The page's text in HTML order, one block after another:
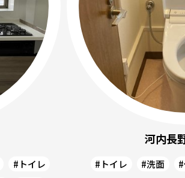
#トイレ
河内長
#トイレ #洗面